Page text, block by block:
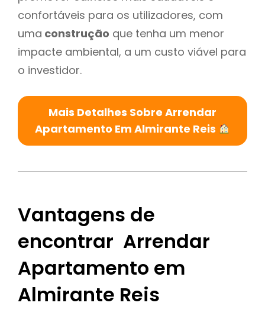
confortáveis para os utilizadores, com
uma construção que tenha um menor
impacte ambiental, a um custo viável para
o investidor.
Mais Detalhes Sobre Arrendar
Apartamento Em Almirante Reis
Vantagens de
encontrar Arrendar
Apartamento em
Almirante Reis